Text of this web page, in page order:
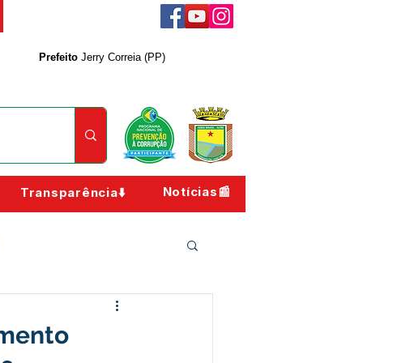
Prefeito Jerry Correia (PP)
Transparência⬇️ Notícias📰